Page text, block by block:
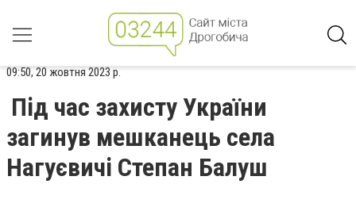
09:50, 20 жовтня 2023 р.
Під час захисту України
загинув мешканець села
Нагуєвичі Степан Балуш